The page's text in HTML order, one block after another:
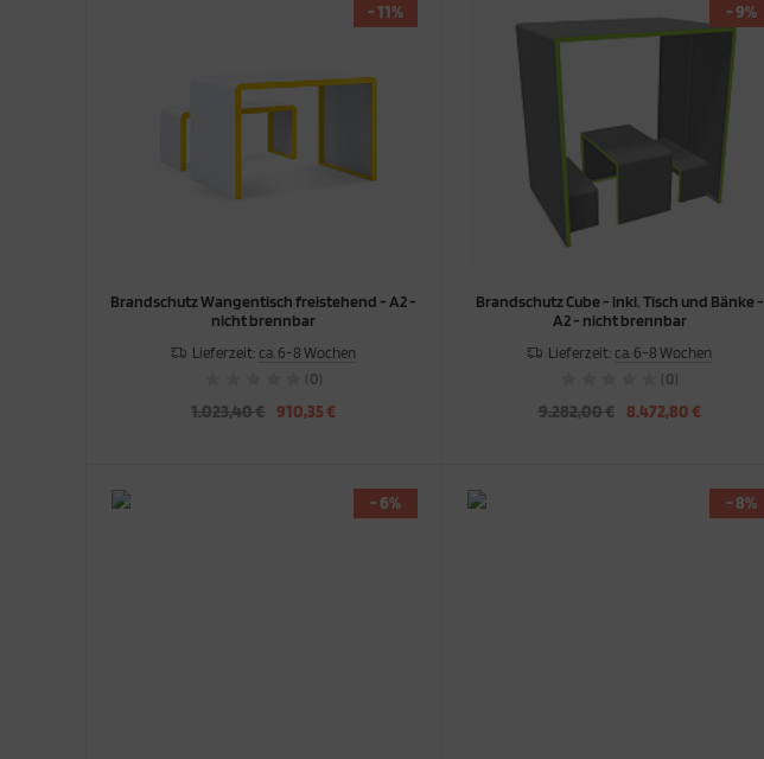
Brandschutz Wangentisch freistehend - A2 -
nicht brennbar
Lieferzeit: ca. 6-8 Wochen
(0)
1.023,40 € 910,35 €
- 11%
Brandschutz Cube - inkl. Tisch und Bänke -
A2 - nicht brennbar
Lieferzeit: ca. 6-8 Wochen
(0)
9.282,00 € 8.472,80 €
- 9%
- 6% - 8%